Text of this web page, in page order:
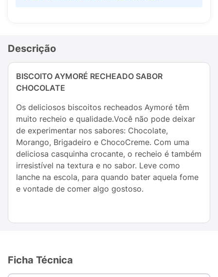
Descrição
BISCOITO AYMORÉ RECHEADO SABOR
CHOCOLATE
Os deliciosos biscoitos recheados Aymoré têm
muito recheio e qualidade.Você não pode deixar
de experimentar nos sabores: Chocolate,
Morango, Brigadeiro e ChocoCreme. Com uma
deliciosa casquinha crocante, o recheio é também
irresistível na textura e no sabor. Leve como
lanche na escola, para quando bater aquela fome
e vontade de comer algo gostoso.
Ficha Técnica